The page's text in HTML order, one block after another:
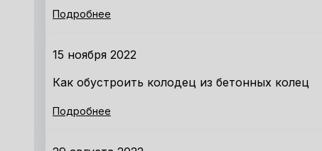
Подробнее
15 ноября 2022
Как обустроить колодец из бетонных колец
Подробнее